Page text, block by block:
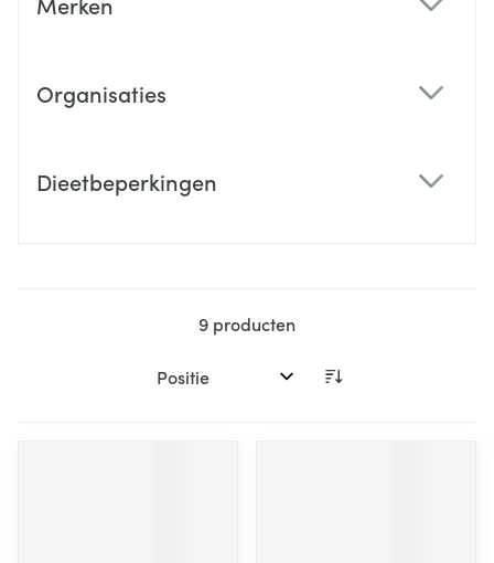
Organisaties
Dieetbeperkingen
9 producten
Sorteer op: